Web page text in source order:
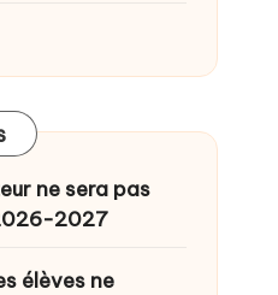
ne sera pas
2027
élèves ne